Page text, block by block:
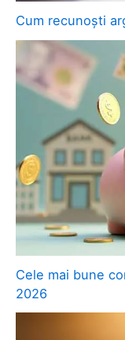
Cum recunoști
Cele mai bune
2026